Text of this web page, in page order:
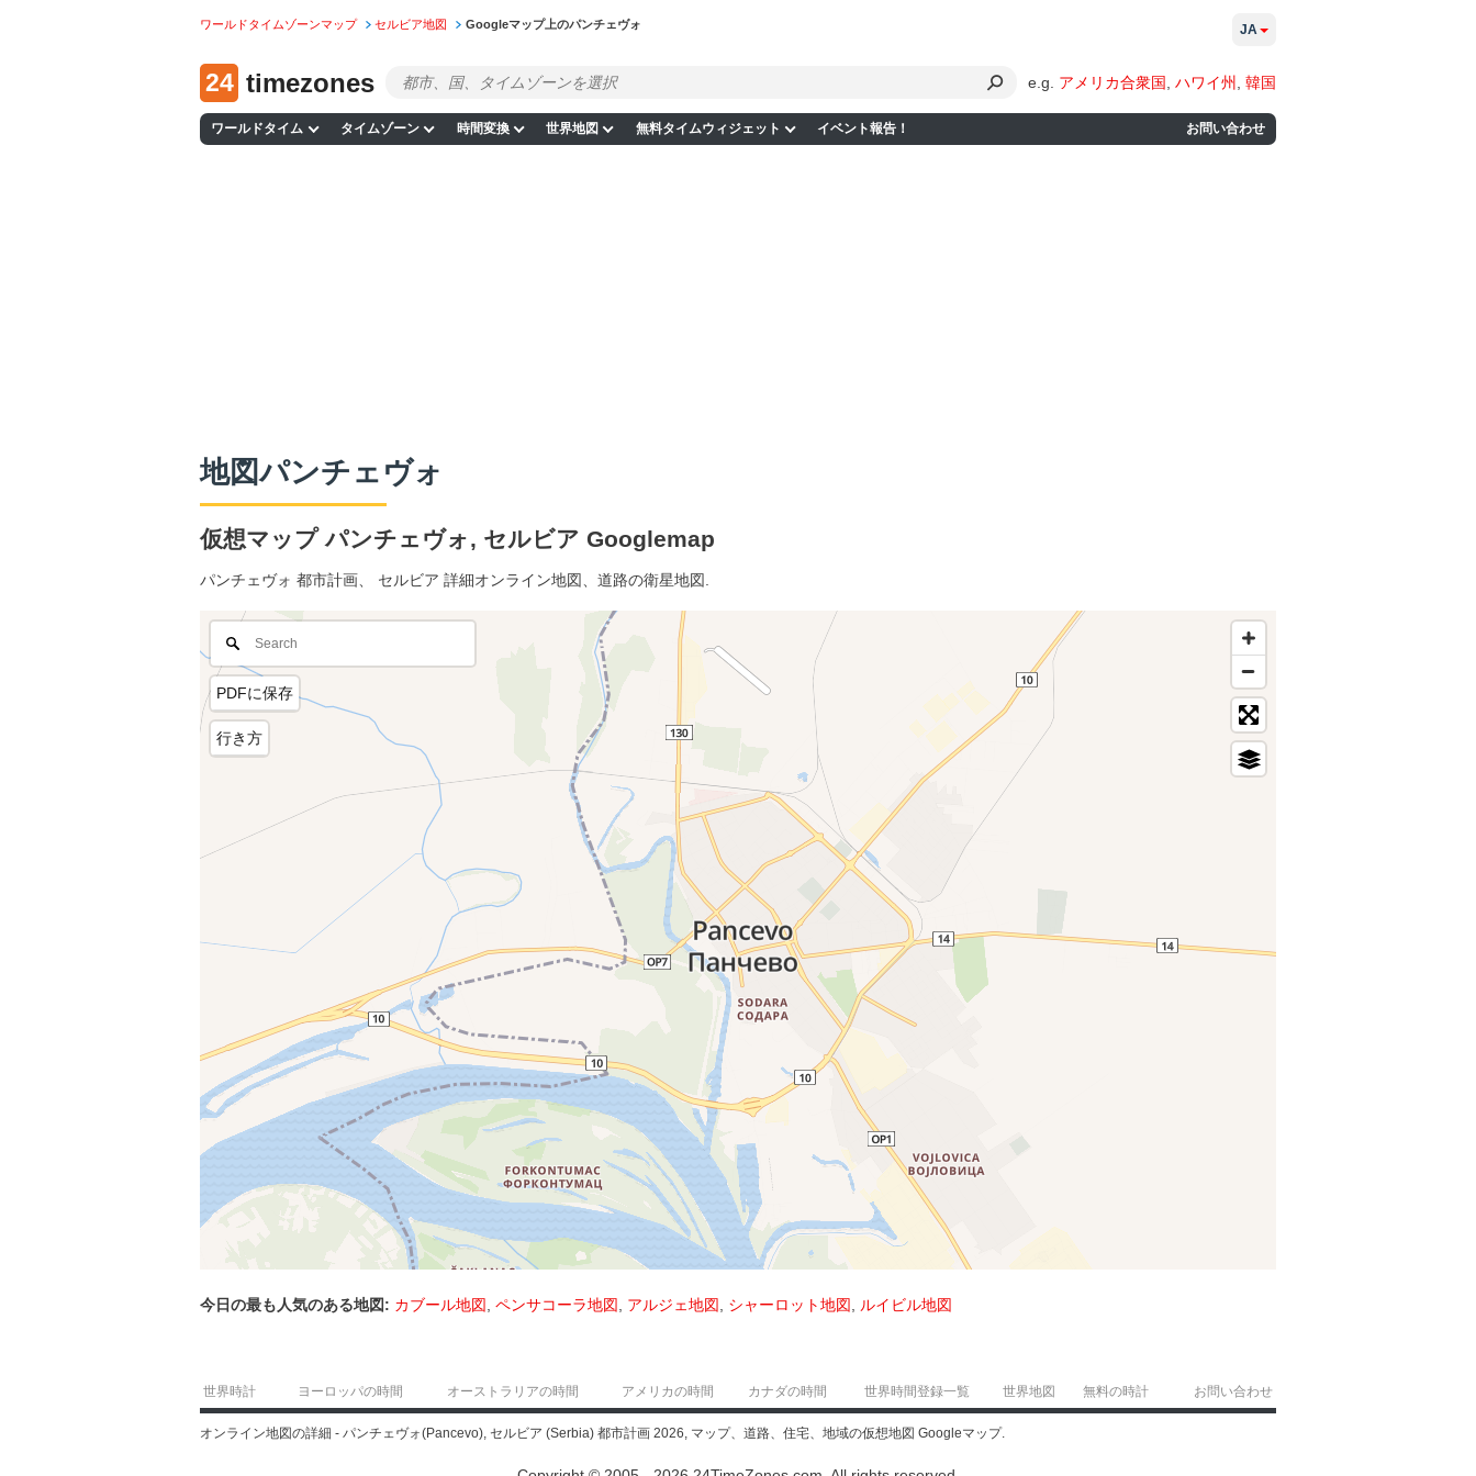
ワールドタイムゾーンマップ セルビア地図 Googleマップ上のパンチェヴォ
24 timezones e.g. アメリカ合衆国 ハワイ州 韓国
ワールドタイム タイムゾーン 時間変換 世界地図 無料タイムウィジェット イベント報告！ お問い合わせ
JA
地図パンチェヴォ
仮想マップ パンチェヴォ, セルビア Googlemap
パンチェヴォ 都市計画、 セルビア 詳細オンライン地図、道路の衛星地図.
PDFに保存
行き方
今日の最も人気のある地図: カブール地図 ペンサコーラ地図 アルジェ地図 シャーロット地図 ルイビル地図
世界時計 ヨーロッパの時間 オーストラリアの時間 アメリカの時間 カナダの時間 世界時間登録一覧 世界地図 無料の時計 お問い合わせ
オンライン地図の詳細 - パンチェヴォ(Pancevo), セルビア (Serbia) 都市計画 2026, マップ、道路、住宅、地域の仮想地図 Googleマップ.